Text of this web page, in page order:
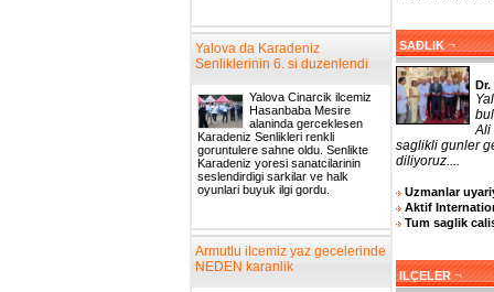
Yalova da Karadeniz
Senliklerinin 6. si duzenlendi
Yalova Cinarcik ilcemiz
Hasanbaba Mesire
alaninda gerceklesen
Karadeniz Senlikleri renkli
goruntulere sahne oldu. Senlikte
Karadeniz yoresi sanatcilarinin
seslendirdigi sarkilar ve halk
oyunlari buyuk ilgi gordu.
Armutlu ilcemiz yaz gecelerinde
NEDEN karanlik
SAĐLIK ¬
Ali
saglikli gunler
diliyoruz....
Uzmanlar
Aktif
Tum saglik
ILÇELER ¬